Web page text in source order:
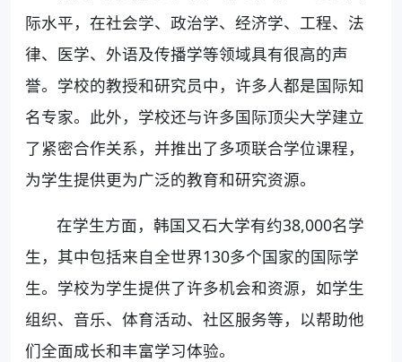
际水平，在社会学、政治学、经济学、工程、法
律、医学、外语及传播学等领域具有很高的声
誉。学校的教授和研究员中，许多人都是国际知
名专家。此外，学校还与许多国际顶尖大学建立
了紧密合作关系，并推出了多项联合学位课程，
为学生提供更为广泛的教育和研究资源。
在学生方面，韩国又石大学有约38,000名学
生，其中包括来自全世界130多个国家的国际学
生。学校为学生提供了许多机会和资源，如学生
组织、音乐、体育活动、社区服务等，以帮助他
们全面成长和丰富学习体验。